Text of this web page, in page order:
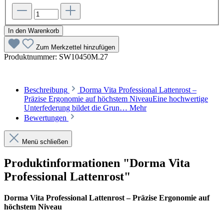
In den Warenkorb
Zum Merkzettel hinzufügen
Produktnummer: SW10450M.27
Beschreibung
Dorma Vita Professional Lattenrost –
Präzise Ergonomie auf höchstem NiveauEine hochwertige
Unterfederung bildet die Grun… Mehr
Bewertungen
Menü schließen
Produktinformationen "Dorma Vita
Professional Lattenrost"
Dorma Vita Professional Lattenrost – Präzise Ergonomie auf
höchstem Niveau